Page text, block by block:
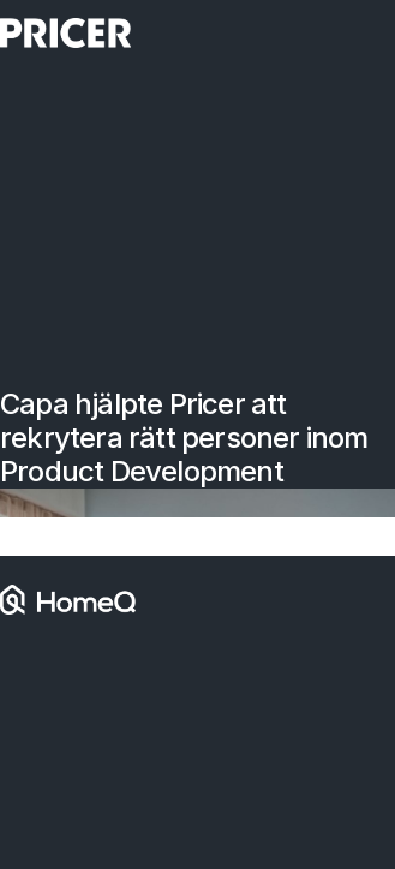
Capa hjälpte Pricer att
rekrytera rätt personer inom
Product Development